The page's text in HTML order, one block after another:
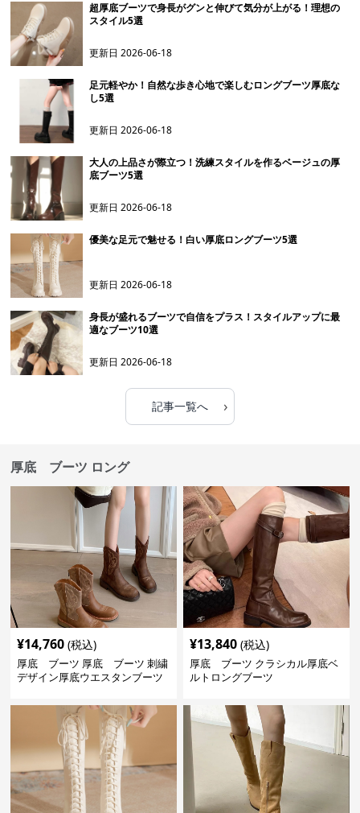
超厚底ブーツで身長がグンと伸びて気分が上がる！理想の
スタイル5選
更新日2026-06-18
足元軽やか！自然な歩き心地で楽しむロングブーツ厚底な
し5選
更新日2026-06-18
大人の上品さが際立つ！洗練スタイルを作るベージュの厚
底ブーツ5選
更新日2026-06-18
優美な足元で魅せる！白い厚底ロングブーツ5選
更新日2026-06-18
身長が盛れるブーツで自信をプラス！スタイルアップに最
適なブーツ10選
更新日2026-06-18
記事一覧へ ›
厚底 ブーツ ロング
¥14,760 (税込)
厚底 ブーツ 厚底 ブーツ 刺繍
デザイン厚底ウエスタンブーツ
¥13,840 (税込)
厚底 ブーツ クラシカル厚底ベ
ルトロングブーツ